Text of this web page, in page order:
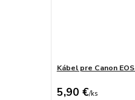
Kábel pre Canon
5,90 €/ks